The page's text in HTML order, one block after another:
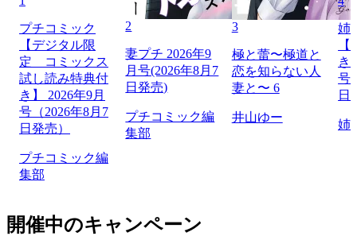
プチコミック
【デジタル限
定 コミックス
試し読み特典付
き】 2026年9月
号（2026年8月7
日発売）
プチコミック編
集部
2
妻プチ 2026年9
月号(2026年8月7
日発売)
プチコミック編
集部
3
極と蕾〜極道と
恋を知らない人
妻と〜 6
井山ゆー
姉
き
号
日
姉
開催中のキャンペーン